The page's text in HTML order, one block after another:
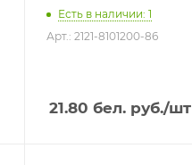
Есть в наличии: 1
Арт.: 2121-8101200-86
21.80 бел. руб./шт